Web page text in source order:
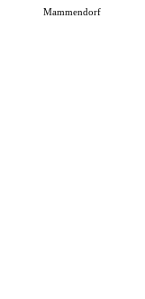
Mammendorf